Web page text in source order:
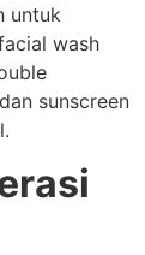
untuk
wash
sunscreen